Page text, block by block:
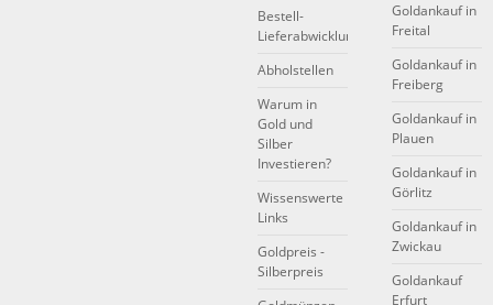
Bestell-
Lieferabwicklung
Abholstellen
Warum in
Gold und
Silber
Investieren?
Wissenswerte
Links
Goldpreis -
Silberpreis
Goldankauf in
Freital
Goldankauf in
Freiberg
Goldankauf in
Plauen
Goldankauf in
Görlitz
Goldankauf in
Zwickau
Goldankauf
Erfurt